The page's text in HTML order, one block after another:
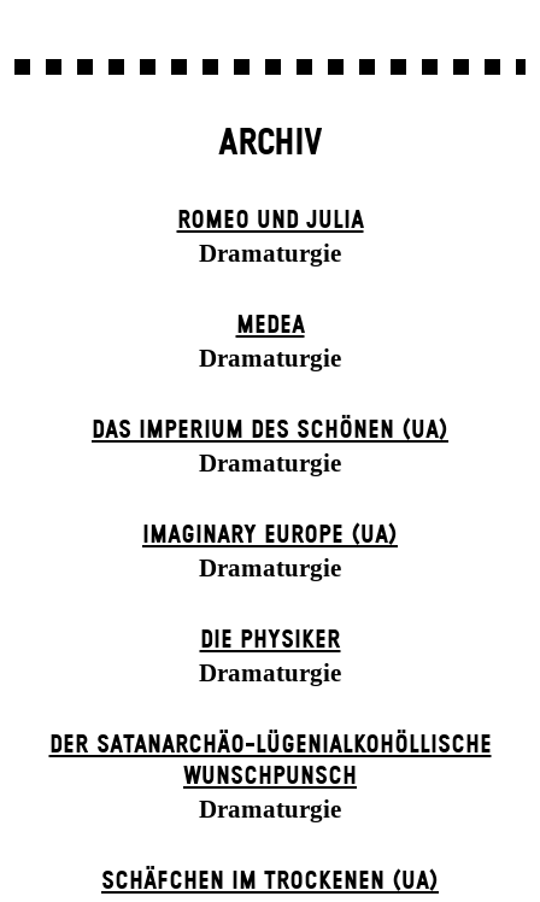
ARCHIV
ROMEO UND JULIA
Dramaturgie
MEDEA
Dramaturgie
DAS IMPERIUM DES SCHÖNEN (UA)
Dramaturgie
IMAGINARY EUROPE (UA)
Dramaturgie
DIE PHYSIKER
Dramaturgie
DER SATANARCHÄO-LÜGENIALKOHÖLLISCHE
WUNSCHPUNSCH
Dramaturgie
SCHÄFCHEN IM TROCKENEN (UA)